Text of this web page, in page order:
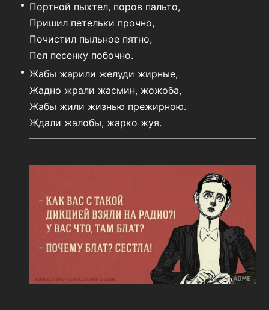
Портной пыхтел, поров пальто,
Пришил петельки прочно,
Почистил пыльное пятно,
Пел песенку побочно.
Жабы жарили желуди жирные,
Жадно жрали жасмин, жожоба,
Жабы жили жизнью прежирною.
Ждали жалобы, жарко жуя.